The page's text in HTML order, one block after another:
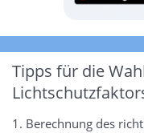
Tipps für die
1. Berechnung des